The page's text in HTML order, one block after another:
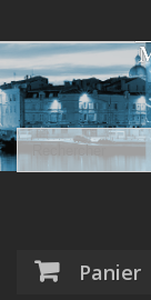
Panier